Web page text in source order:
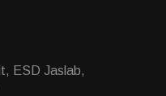
ESD Jaslab,